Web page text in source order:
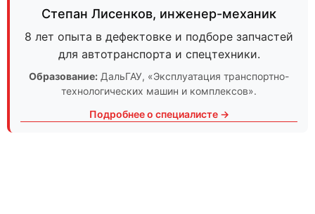
Степан Лисенков, инженер-механик
8 лет опыта в дефектовке и подборе запчастей
для автотранспорта и спецтехники.
Образование: ДальГАУ, «Эксплуатация транспортно-
технологических машин и комплексов».
Подробнее о специалисте →